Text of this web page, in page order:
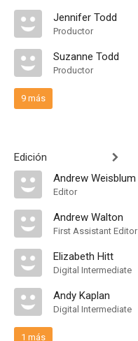
Jennifer Todd
Productor
Suzanne Todd
Productor
9 más
Edición
Andrew Weisblum
Editor
Andrew Walton
First Assistant Editor
Elizabeth Hitt
Digital Intermediate
Andy Kaplan
Digital Intermediate
1 más